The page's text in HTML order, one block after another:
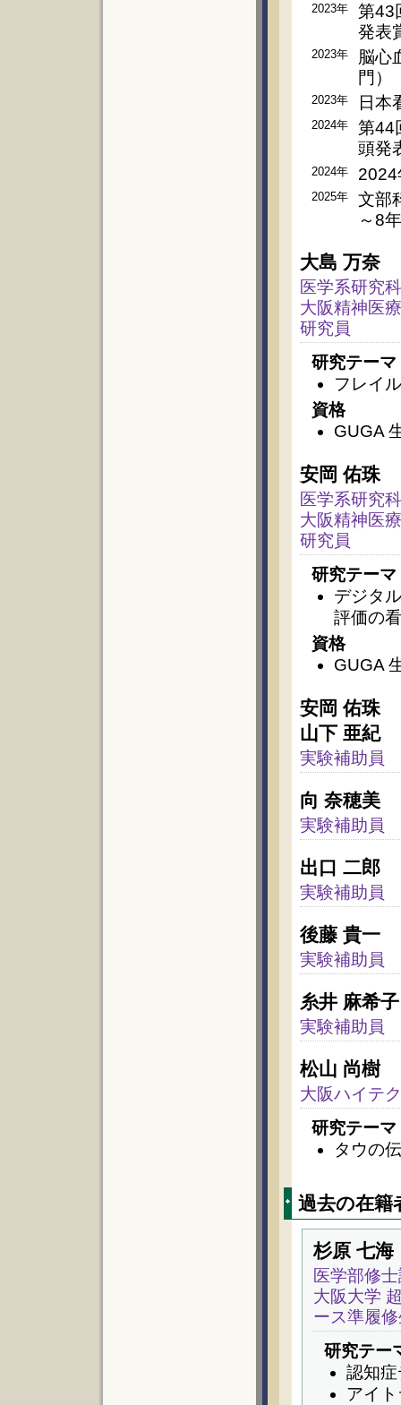
2023年
第43
発表
2023年
脳心
門）
2023年 日本
2024年
第44
頭発
2024年 2024
2025年
文部
～8
大島 万奈
医学系研究
大阪精神医
研究員
研究テーマ
フレイ
資格
GUGA
安岡 佑珠
医学系研究
大阪精神医
研究員
研究テーマ
デジタ
評価の
資格
GUGA
安岡 佑珠
山下 亜紀
実験補助員
向 奈穂美
実験補助員
出口 二郎
実験補助員
後藤 貴一
実験補助員
糸井 麻希子
実験補助員
松山 尚樹
大阪ハイテ
研究テーマ
タウの
過去の在籍
杉原 七海
医学部修
大阪大学
ース準履
研究テー
認知
アイ